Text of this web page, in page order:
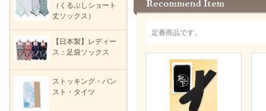
定番商品です。
（くるぶしショート
丈ソックス）
【日本製】レディー
ス：足袋ソックス
ストッキング・パン
スト・タイツ